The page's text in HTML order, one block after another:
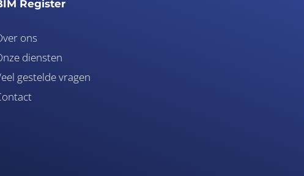
Register
ons
diensten
gestelde vragen